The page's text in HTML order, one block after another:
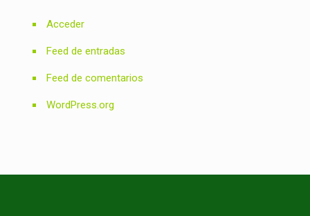
Acceder
Feed de entradas
Feed de comentarios
WordPress.org